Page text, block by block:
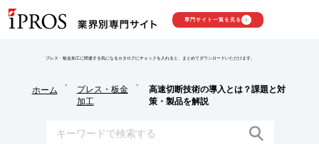
専門サイト一覧を見る
プレス・板金加工に関連する気になるカタログにチェックを入れると、まとめてダウンロードいただけます。
ホーム
>
プレス・板金
加工
>
高速切断技術の導入とは？課題と対
策・製品を解説